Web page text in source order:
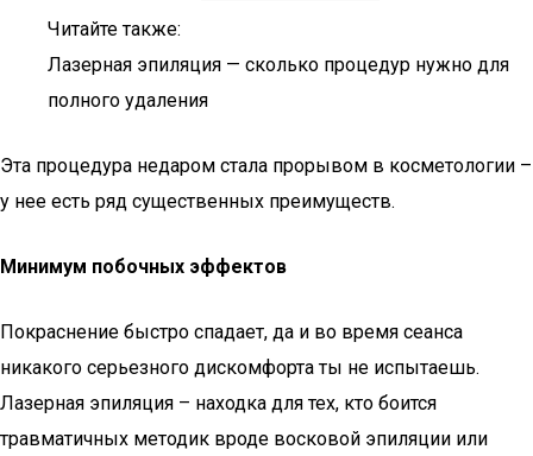
Читайте также:
Лазерная эпиляция — сколько процедур нужно для
полного удаления
Эта процедура недаром стала прорывом в косметологии –
у нее есть ряд существенных преимуществ.
Минимум побочных эффектов
Покраснение быстро спадает, да и во время сеанса
никакого серьезного дискомфорта ты не испытаешь.
Лазерная эпиляция – находка для тех, кто боится
травматичных методик вроде восковой эпиляции или